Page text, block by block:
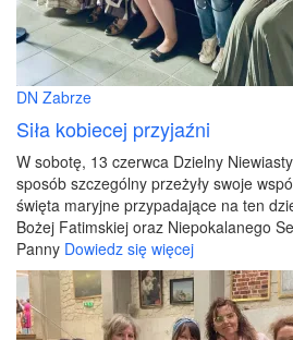
DN Zabrze
Siła kobiecej przyjaźni
W sobotę, 13 czerwca Dzielny
sposób szczególny przeżyły swoje
święta maryjne przypadające na ten
Bożej Fatimskiej oraz Niepokalanego
Panny Dowiedz się więcej